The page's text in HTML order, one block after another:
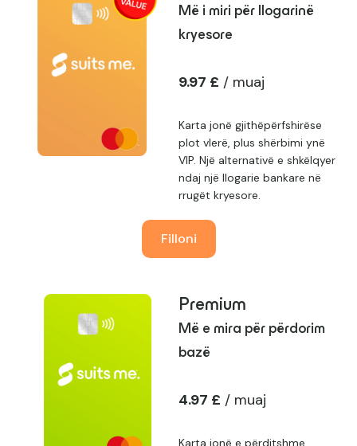
Më i miri për llogarinë
kryesore
9.97 £ / muaj
Karta jonë gjithëpërfshirëse
plot vlerë, plus shërbimi ynë
VIP. Një alternativë e shkëlqyer
ndaj një llogarie bankare në
rrugët kryesore.
Filloni
Premium
Më e mira për përdorim
bazë
4.97 £ / muaj